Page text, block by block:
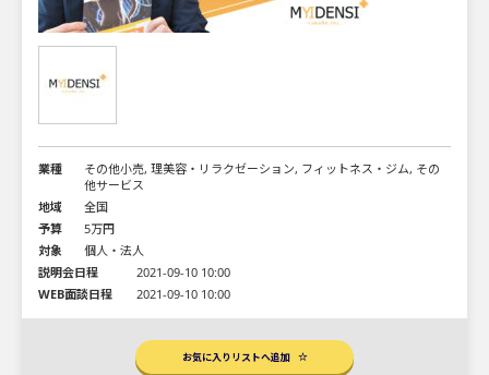
業種
その他小売, 理美容・リラクゼーション, フィットネス・ジム, その
他サービス
地域
全国
予算
5万円
対象
個人・法人
説明会日程
2021-09-10 10:00
WEB面談日程
2021-09-10 10:00
お気に入りリストへ追加